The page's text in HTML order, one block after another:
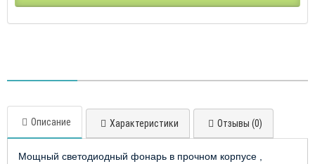
Описание Характеристики Отзывы (0)
Мощный светодиодный фонарь в прочном корпусе ,